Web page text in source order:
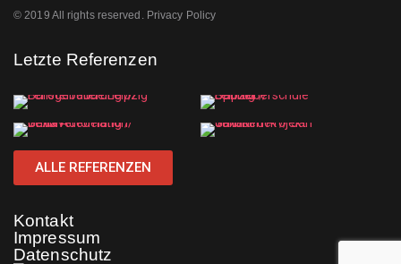
© 2019 All rights reserved. Privacy Policy
Letzte Referenzen
ALLE REFERENZEN
Kontakt
Impressum
Datenschutz